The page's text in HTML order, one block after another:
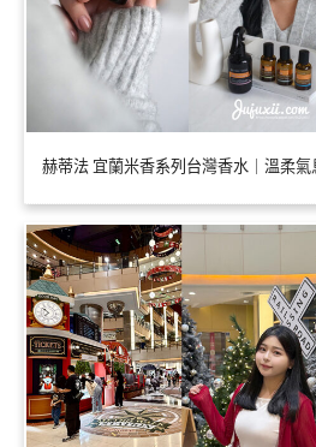
赫蒂法 宜蘭米香系列台灣香水｜溫柔